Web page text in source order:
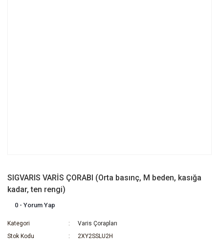
SIGVARIS VARİS ÇORABI (Orta basınç, M beden, kasığa
kadar, ten rengi)
0 - Yorum Yap
Kategori
Varis Çorapları
Stok Kodu
2XY2SSLU2H